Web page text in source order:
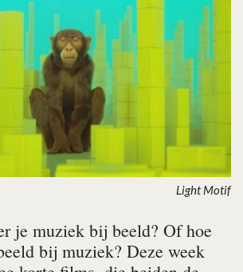
Light Motif
je muziek bij beeld? Of hoe
bij muziek? Deze week